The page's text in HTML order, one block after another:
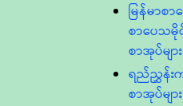
မြန်မာစာ
စာပေသမို
စာအုပ်များ
ရည်ညွှန်းက
စာအုပ်များ